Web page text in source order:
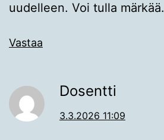
uudelleen. Voi tulla märkää.
Vastaa
Dosentti
3.3.2026 11:09